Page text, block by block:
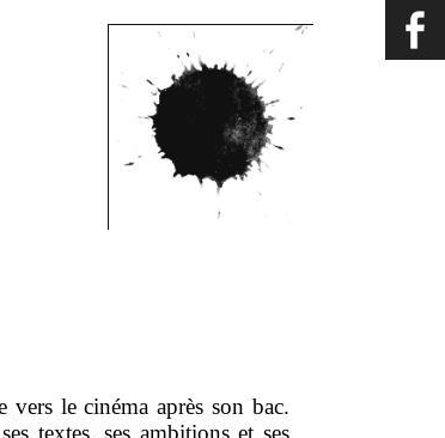
vers le cinéma après son bac.
textes, ses ambitions et ses